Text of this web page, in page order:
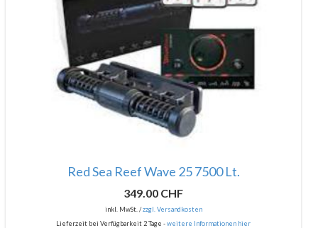
Red Sea Reef Wave 25 7500 Lt.
349.00 CHF
inkl. MwSt. /zzgl. Versandkosten
Lieferzeit bei Verfügbarkeit 2 Tage -weitere Informationen hier